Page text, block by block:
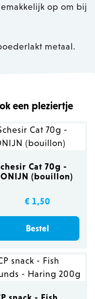
op om bij
metaal.
een pleziertje
Cat 70g -
(bouillon)
€ 1,50
Bestel